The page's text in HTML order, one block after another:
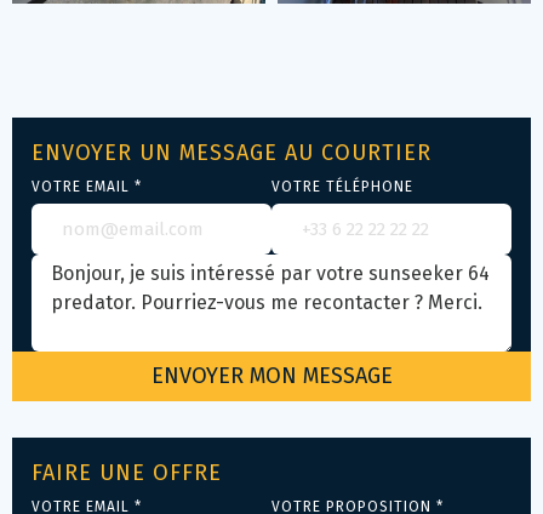
ENVOYER UN MESSAGE AU COURTIER
VOTRE EMAIL * VOTRE TÉLÉPHONE
FAIRE UNE OFFRE
VOTRE EMAIL * VOTRE PROPOSITION *